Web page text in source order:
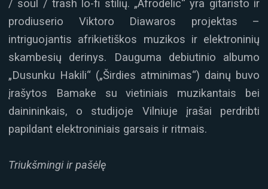
/ soul / trash lo-fi stilių. „Afrodelic“ yra gitaristo ir
prodiuserio Viktoro Diawaros projektas –
intriguojantis afrikietiškos muzikos ir elektroninių
skambesių derinys. Dauguma debiutinio albumo
„Dusunku Hakili“ („Širdies atminimas“) dainų buvo
įrašytos Bamake su vietiniais muzikantais bei
dainininkais, o studijoje Vilniuje įrašai perdribti
papildant elektroniniais garsais ir ritmais.
Triukšmingi ir pašėlę